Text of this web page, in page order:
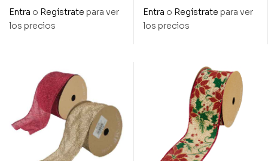
alambrada 60 mm x 10
mts
Entra o Regístrate para ver
los precios
cascabeles 50 mm x
50 m
Entra o Regístrate para ver
los precios